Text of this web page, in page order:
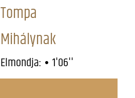
Tompa
Mihálynak
Elmondja: 1'06''